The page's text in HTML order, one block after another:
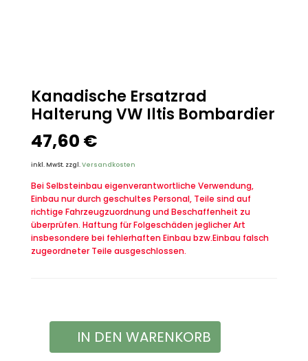
Kanadische Ersatzrad
Halterung VW Iltis Bombardier
47,60 €
inkl. MwSt. zzgl.Versandkosten
Bei Selbsteinbau eigenverantwortliche Verwendung,
Einbau nur durch geschultes Personal, Teile sind auf
richtige Fahrzeugzuordnung und Beschaffenheit zu
überprüfen. Haftung für Folgeschäden jeglicher Art
insbesondere bei fehlerhaften Einbau bzw.Einbau falsch
zugeordneter Teile ausgeschlossen.
KanadischeIN DEN WARENKORB